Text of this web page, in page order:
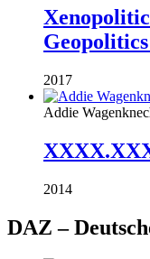
2017
Addie
2014
DAZ –